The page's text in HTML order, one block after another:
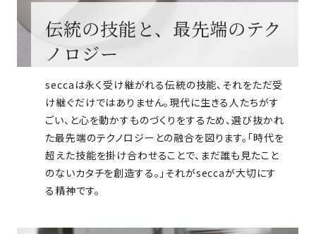
伝統の技能と、最先端のテク
ノロジー
seccaは永く受け継がれる伝統の技能、それをただ受
け継ぐだけではありません。現代に生きる人たちがす
ごい、と心を動かすものづくりをするため、選び抜かれ
た最先端のテクノロジーとの融合を図ります。「時代を
超えた技能を掛け合わせることで、まだ誰も見たこと
のないカタチを創造する。」それがseccaが大切にす
る精神です。